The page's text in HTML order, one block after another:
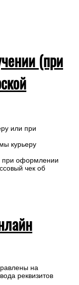
(при
или при
курьеру
при оформлении
чек об
на
реквизитов